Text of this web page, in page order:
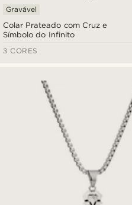
Colar Prateado com Cruz e
Símbolo do Infinito
Gravável
3 CORES